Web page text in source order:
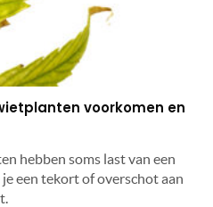
voorkomen en
hebben soms last van een
een tekort of overschot aan